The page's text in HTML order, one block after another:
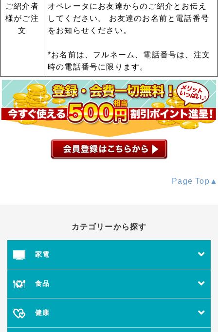
ご紹介者
様がご注
文
オペレータにお友達からのご紹介とお伝え
してください。 お友達のお名前と電話番号
をお知らせください。
*お名前は、フルネーム、電話番号は、注文
時の電話番号に限ります。
Page Top▲
カテゴリーから探す
家電
食品
健康